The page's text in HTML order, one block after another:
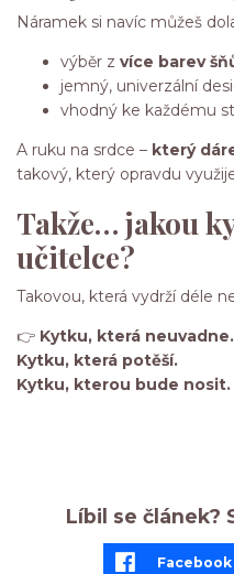
Náramek si navíc můžeš
výběr z více barev
jemný, univerzální
vhodný ke každému
A ruku na srdce – který
takový, který opravdu
Takže… jakou
učitelce?
Takovou, která vydrží déle
👉 Kytku, která neuvadne.
Kytku, která potěší.
Kytku, kterou bude nosit.
Líbil se článek?
Facebook